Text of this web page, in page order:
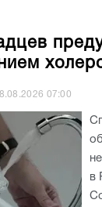
07:00
в